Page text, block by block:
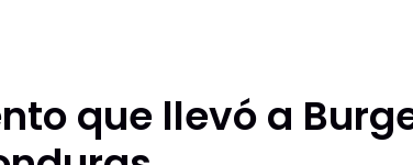
que llevó a